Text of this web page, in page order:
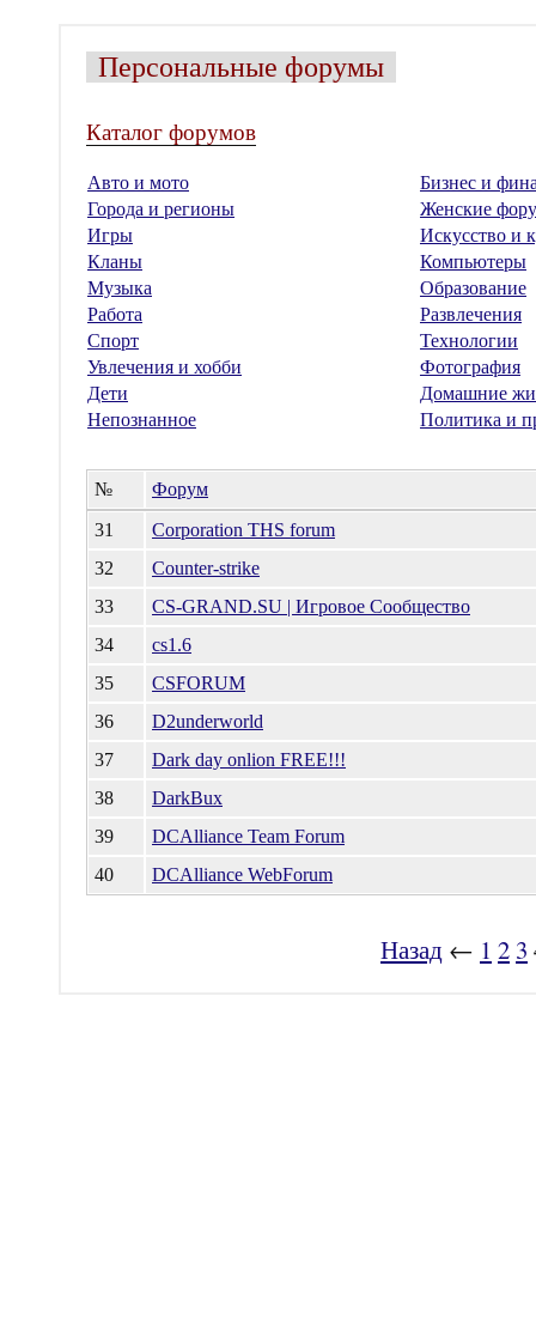
Персональные форумы
Каталог форумов
Авто и мото
Бизнес и
Города и регионы
Женские
Игры
Искусство и
Кланы
Компьютеры
Музыка
Образование
Работа
Развлечения
Спорт
Технологии
Увлечения и хобби
Фотография
Дети
Домашние
Непознанное
Политика и
№
Форум
31
Corporation THS forum
32
Counter-strike
33
CS-GRAND.SU | Игровое Сообщество
34
cs1.6
35
CSFORUM
36
D2underworld
37
Dark day onlion FREE!!!
38
DarkBux
39
DCAlliance Team Forum
40
DCAlliance WebForum
Назад ← 1 2 3